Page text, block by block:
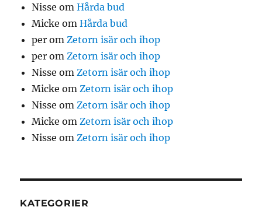
Nisse omHårda bud
Micke omHårda bud
per om Zetorn isär och ihop
per om Zetorn isär och ihop
Nisse om Zetorn isär och ihop
Micke om Zetorn isär och ihop
Nisse om Zetorn isär och ihop
Micke om Zetorn isär och ihop
Nisse om Zetorn isär och ihop
KATEGORIER